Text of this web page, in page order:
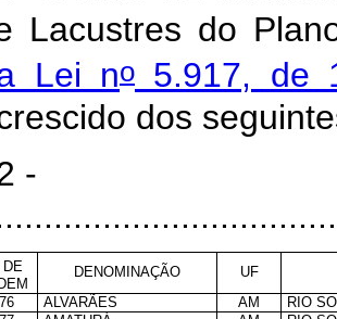
Lacustres do
Lei no 5.917, de
dos
-
DENOMINAÇÃO UF
ALVARÃES AM
RIO